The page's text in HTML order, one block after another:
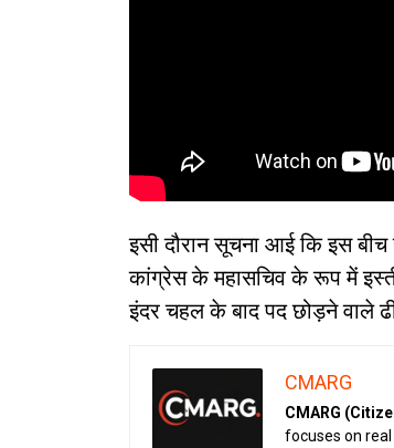
इसी दौरान सूचना आई कि इस बीच
कांग्रेस के महासचिव के रूप में
इंदर चहल के बाद पद छोड़ने वाले
CMARG
CMARG
focuses on